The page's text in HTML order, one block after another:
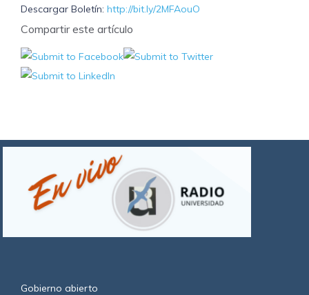
Descargar Boletín: http://bit.ly/2MFAouO
Compartir este artículo
Gobierno abierto